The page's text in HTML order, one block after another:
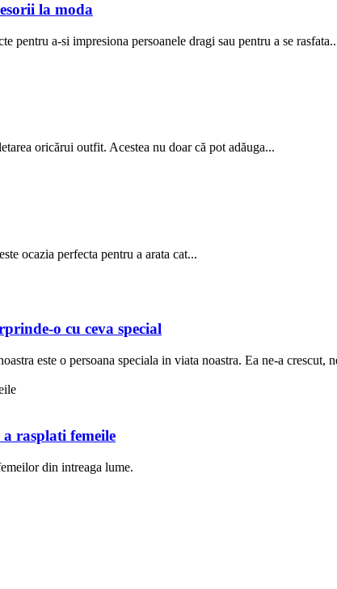
la moda
pentru a-si impresiona persoanele dragi sau pentru a se
oricărui outfit. Acestea nu doar că pot adăuga...
ocazia perfecta pentru a arata cat...
o cu ceva special
este o persoana speciala in viata noastra. Ea ne-a crescut,
rasplati femeile
din intreaga lume.